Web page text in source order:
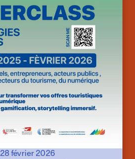
28 février 2026